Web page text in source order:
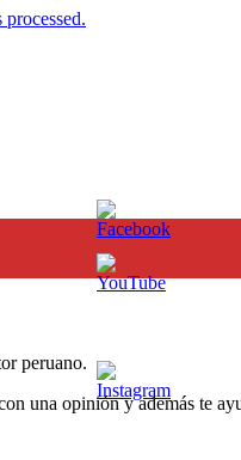
peruano.
una opinión y además te